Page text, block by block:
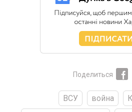
Поделиться
ВСУ война